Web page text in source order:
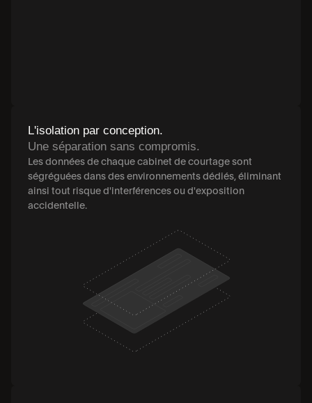
L'isolation par conception.
Une séparation sans compromis.
Les données de chaque cabinet de courtage sont
ségréguées dans des environnements dédiés, éliminant
ainsi tout risque d'interférences ou d'exposition
accidentelle.